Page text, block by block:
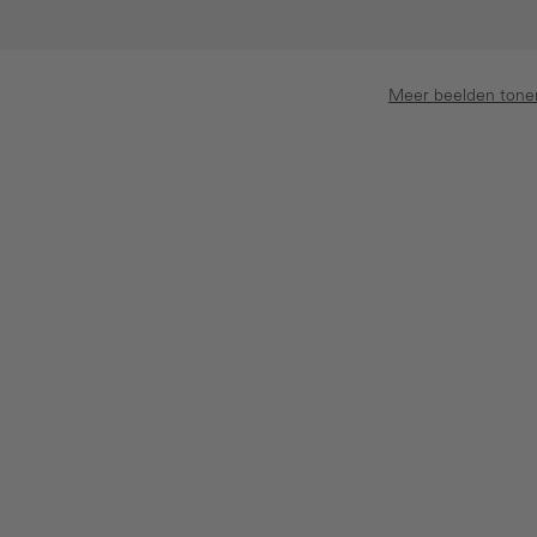
Meer beelden